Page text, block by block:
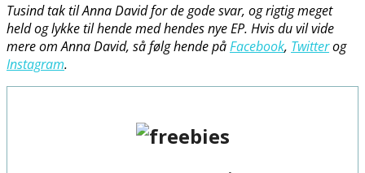
Tusind tak til Anna David for de gode svar, og rigtig meget
held og lykke til hende med hendes nye EP. Hvis du vil vide
mere om Anna David, så følg hende påFacebook, Twitterog
Instagram.